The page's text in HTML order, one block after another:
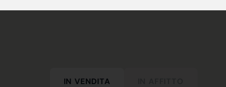
IN VENDITA